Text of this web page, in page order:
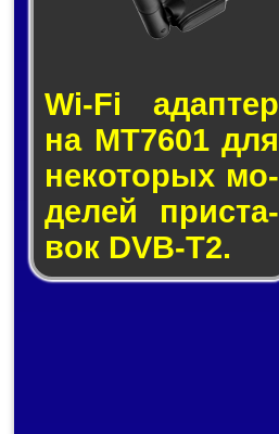
Wi-Fi адап­тер
на MT7601 для
не­ко­то­рых мо­
де­лей прис­та­
вок DVB-T2.